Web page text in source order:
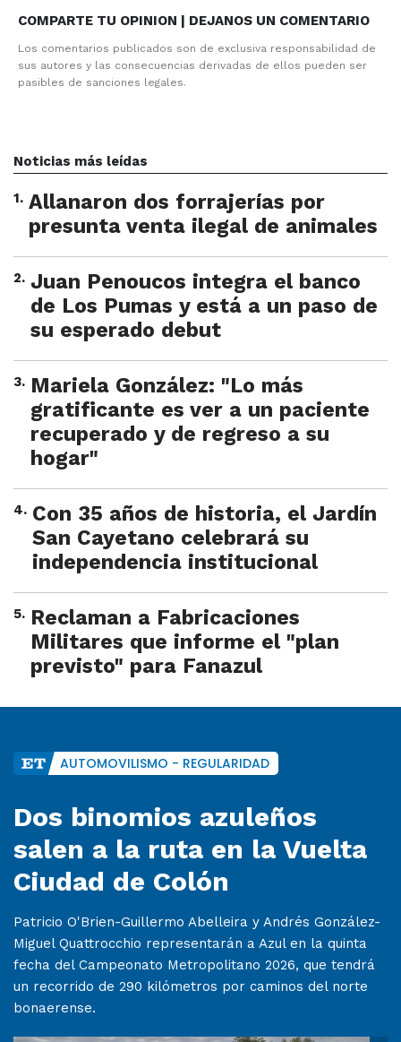
COMPARTE TU OPINION | DEJANOS UN COMENTARIO
Los comentarios publicados son de exclusiva responsabilidad de
sus autores y las consecuencias derivadas de ellos pueden ser
pasibles de sanciones legales.
Noticias más leídas
1. Allanaron dos forrajerías por
presunta venta ilegal de animales
2. Juan Penoucos integra el banco
de Los Pumas y está a un paso de
su esperado debut
3. Mariela González: "Lo más
gratificante es ver a un paciente
recuperado y de regreso a su
hogar"
4. Con 35 años de historia, el Jardín
San Cayetano celebrará su
independencia institucional
5. Reclaman a Fabricaciones
Militares que informe el "plan
previsto" para Fanazul
AUTOMOVILISMO - REGULARIDAD
Dos binomios azuleños
salen a la ruta en la Vuelta
Ciudad de Colón
Patricio O'Brien-Guillermo Abelleira y Andrés González-
Miguel Quattrocchio representarán a Azul en la quinta
fecha del Campeonato Metropolitano 2026, que tendrá
un recorrido de 290 kilómetros por caminos del norte
bonaerense.